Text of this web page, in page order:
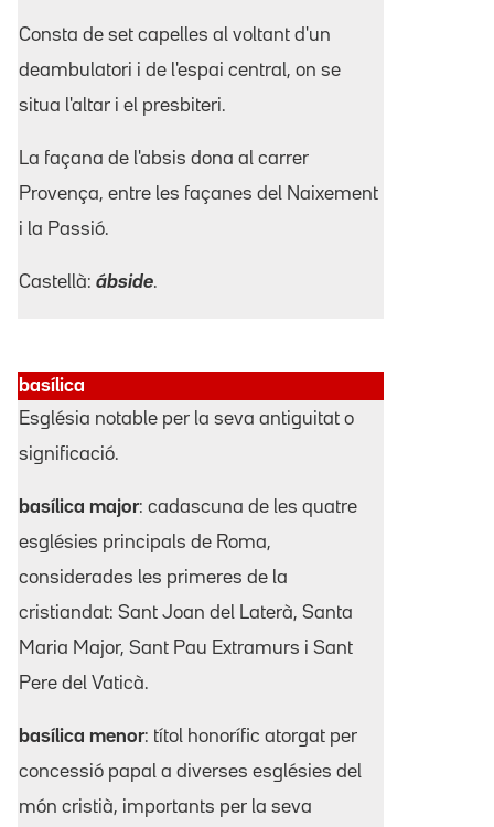
Consta de set capelles al voltant d'un
deambulatori i de l'espai central, on se
situa l'altar i el presbiteri.
La façana de l'absis dona al carrer
Provença, entre les façanes del Naixement
i la Passió.
Castellà: ábside.
basílica
Església notable per la seva antiguitat o
significació.
basílica major: cadascuna de les quatre
esglésies principals de Roma,
considerades les primeres de la
cristiandat: Sant Joan del Laterà, Santa
Maria Major, Sant Pau Extramurs i Sant
Pere del Vaticà.
basílica menor: títol honorífic atorgat per
concessió papal a diverses esglésies del
món cristià, importants per la seva